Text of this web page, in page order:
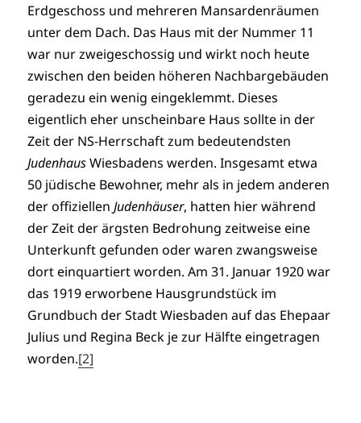
Erdgeschoss und mehreren Mansardenräumen
unter dem Dach. Das Haus mit der Nummer 11
war nur zweigeschossig und wirkt noch heute
zwischen den beiden höheren Nachbargebäuden
geradezu ein wenig eingeklemmt. Dieses
eigentlich eher unscheinbare Haus sollte in der
Zeit der NS-Herrschaft zum bedeutendsten
JudenhausWiesbadens werden. Insgesamt etwa
50 jüdische Bewohner, mehr als in jedem anderen
der offiziellenJudenhäuser, hatten hier während
der Zeit der ärgsten Bedrohung zeitweise eine
Unterkunft gefunden oder waren zwangsweise
dort einquartiert worden. Am 31. Januar 1920 war
das 1919 erworbene Hausgrundstück im
Grundbuch der Stadt Wiesbaden auf das Ehepaar
Julius und Regina Beck je zur Hälfte eingetragen
worden.[2]